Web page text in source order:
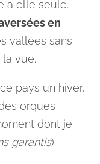
à elle seule.
en
vallées sans
vue.
pays un hiver,
orques
dont je
garantis).